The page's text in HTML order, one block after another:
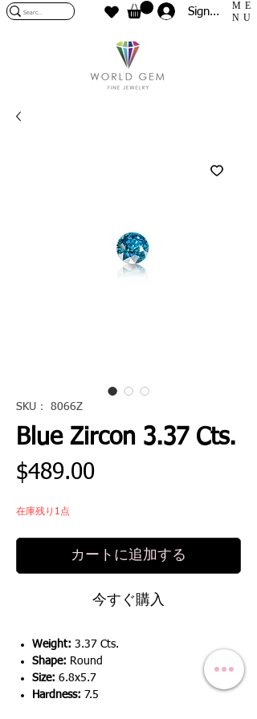
Sign In
ME
NU
SKU： 8066Z
Blue Zircon 3.37 Cts.
$489.00価
在庫残り1点
カートに追加する
今すぐ購入
Weight: 3.37 Cts.
Shape: Round
Size: 6.8x5.7
Hardness: 7.5